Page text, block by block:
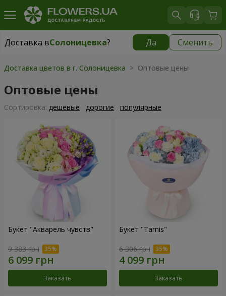
Доставка вСолоницевка? Да Сменить
Доставка вСолоницевка| бесплатно
Доставка цветов в г. Солоницевка > Оптовые цены
Оптовые цены
Cортировка: дешевые дорогие популярные
Букет "Акварель чувств"
9 383 грн
Заказать
Букет "Tarnis"
6 306 грн
Заказать